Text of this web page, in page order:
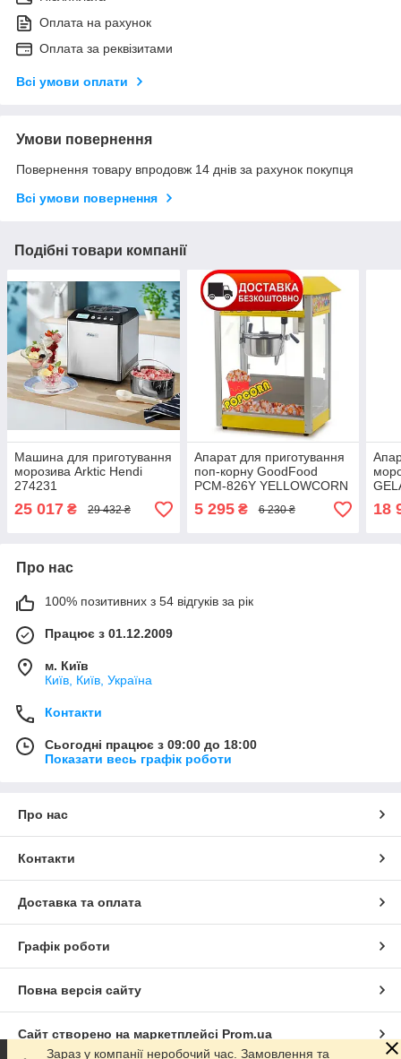
Оплата на рахунок
Оплата за реквізитами
Всі умови оплати
Умови повернення
Повернення товару впродовж 14 днів за рахунок покупця
Всі умови повернення
Подібні товари компанії
Машина для приготування
морозива Arktic Hendi
274231
25 017 ₴ 29 432 ₴
Апарат для приготування
поп-корну GoodFood
PCM-826Y YELLOWCORN
5 295₴ 6 230 ₴ 18
Про нас
100% позитивних з 54 відгуків за рік
Працює з 01.12.2009
м. Київ
Київ, Київ, Україна
Контакти
Сьогодні працює з 09:00 до 18:00
Показати весь графік роботи
Про нас
Контакти
Доставка та оплата
Графік роботи
Повна версія сайту
Сайт створено на маркетплейсі Prom.ua
Зараз у компанії неробочий час. Замовлення та